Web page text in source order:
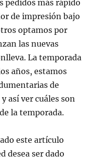
pedidos más rápido
de impresión bajo
optamos por
las nuevas
La temporada
años, estamos
de
así ver cuáles son
la temporada.
este artículo
desea ser dado